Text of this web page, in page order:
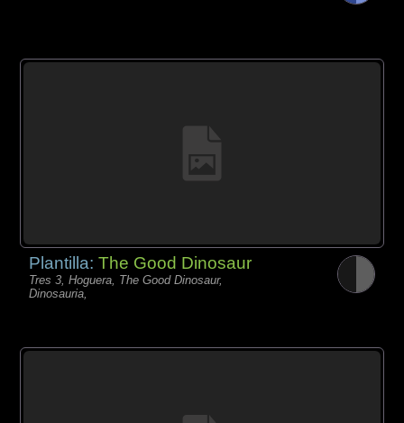
Plantilla:The Good Dinosaur
Tres 3, Hoguera, The Good Dinosaur,
Dinosauria,